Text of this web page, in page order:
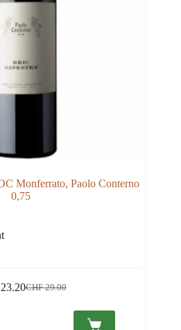
Monferrato, Paolo Conterno
0,75
CHF29.00
Le
Le